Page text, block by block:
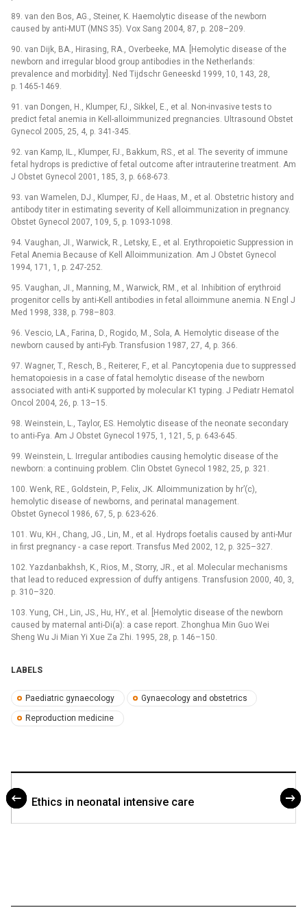
89. van den Bos, AG., Steiner, K. Haemolytic disease of the newborn
caused by anti-MUT (MNS 35). Vox Sang 2004, 87, p. 208–209.
90. van Dijk, BA., Hirasing, RA., Overbeeke, MA. [Hemolytic disease of the
newborn and irregular blood group antibodies in the Netherlands:
prevalence and morbidity]. Ned Tijdschr Geneeskd 1999, 10, 143, 28,
p. 1465-1469.
91. van Dongen, H., Klumper, FJ., Sikkel, E., et al. Non-invasive tests to
predict fetal anemia in Kell-alloimmunized pregnancies. Ultrasound Obstet
Gynecol 2005, 25, 4, p. 341-345.
92. van Kamp, IL., Klumper, FJ., Bakkum, RS., et al. The severity of immune
fetal hydrops is predictive of fetal outcome after intrauterine treatment. Am
J Obstet Gynecol 2001, 185, 3, p. 668-673.
93. van Wamelen, DJ., Klumper, FJ., de Haas, M., et al. Obstetric history and
antibody titer in estimating severity of Kell alloimmunization in pregnancy.
Obstet Gynecol 2007, 109, 5, p. 1093-1098.
94. Vaughan, JI., Warwick, R., Letsky, E., et al. Erythropoietic Suppression in
Fetal Anemia Because of Kell Alloimmunization. Am J Obstet Gynecol
1994, 171, 1, p. 247-252.
95. Vaughan, JI., Manning, M., Warwick, RM., et al. Inhibition of erythroid
progenitor cells by anti-Kell antibodies in fetal alloimmune anemia. N Engl J
Med 1998, 338, p. 798–803.
96. Vescio, LA., Farina, D., Rogido, M., Sola, A. Hemolytic disease of the
newborn caused by anti-Fyb. Transfusion 1987, 27, 4, p. 366.
97. Wagner, T., Resch, B., Reiterer, F., et al. Pancytopenia due to suppressed
hematopoiesis in a case of fatal hemolytic disease of the newborn
associated with anti-K supported by molecular K1 typing. J Pediatr Hematol
Oncol 2004, 26, p. 13–15.
98. Weinstein, L., Taylor, ES. Hemolytic disease of the neonate secondary
to anti-Fya. Am J Obstet Gynecol 1975, 1, 121, 5, p. 643-645.
99. Weinstein, L. Irregular antibodies causing hemolytic disease of the
newborn: a continuing problem. Clin Obstet Gynecol 1982, 25, p. 321.
100. Wenk, RE., Goldstein, P., Felix, JK. Alloimmunization by hr’(c),
hemolytic disease of newborns, and perinatal management.
Obstet Gynecol 1986, 67, 5, p. 623-626.
101. Wu, KH., Chang, JG., Lin, M., et al. Hydrops foetalis caused by anti-Mur
in first pregnancy -⁠ a case report. Transfus Med 2002, 12, p. 325–327.
102. Yazdanbakhsh, K., Rios, M., Storry, JR., et al. Molecular mechanisms
that lead to reduced expression of duffy antigens. Transfusion 2000, 40, 3,
p. 310–320.
103. Yung, CH., Lin, JS., Hu, HY., et al. [Hemolytic disease of the newborn
caused by maternal anti-Di(a): a case report. Zhonghua Min Guo Wei
Sheng Wu Ji Mian Yi Xue Za Zhi. 1995, 28, p. 146–150.
LABELS
Paediatric gynaecology Gynaecology and obstetrics
Reproduction medicine
Ethics in neonatal intensive care